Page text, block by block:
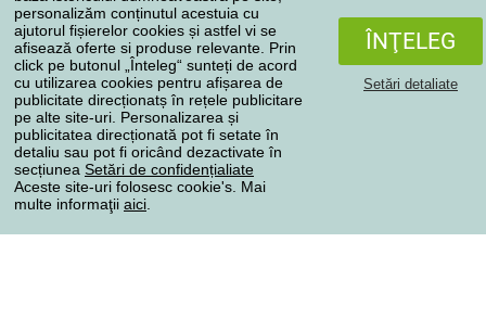
personalizăm conținutul acestuia cu
ajutorul fișierelor cookies și astfel vi se
afisează oferte si produse relevante. Prin
click pe butonul „Înteleg“ sunteți de acord
cu utilizarea cookies pentru afișarea de
publicitate direcționatș în rețele publicitare
pe alte site-uri. Personalizarea și
publicitatea direcționată pot fi setate în
detaliu sau pot fi oricând dezactivate în
secțiunea Setări de confidențialiate
Aceste site-uri folosesc cookie's. Mai
multe informaţii aici
ÎNŢELEG
Setări detaliate
Metode de transport
Metode de plată
Magazin de încredere